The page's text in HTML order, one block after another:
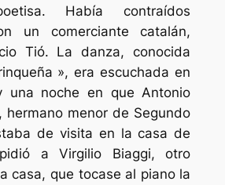
Había contraídos
un comerciante catalán,
Tió. La danza, conocida
», era escuchada en
una noche en que Antonio
hermano menor de Segundo
de visita en la casa de
a Virgilio Biaggi, otro
casa, que tocase al piano la